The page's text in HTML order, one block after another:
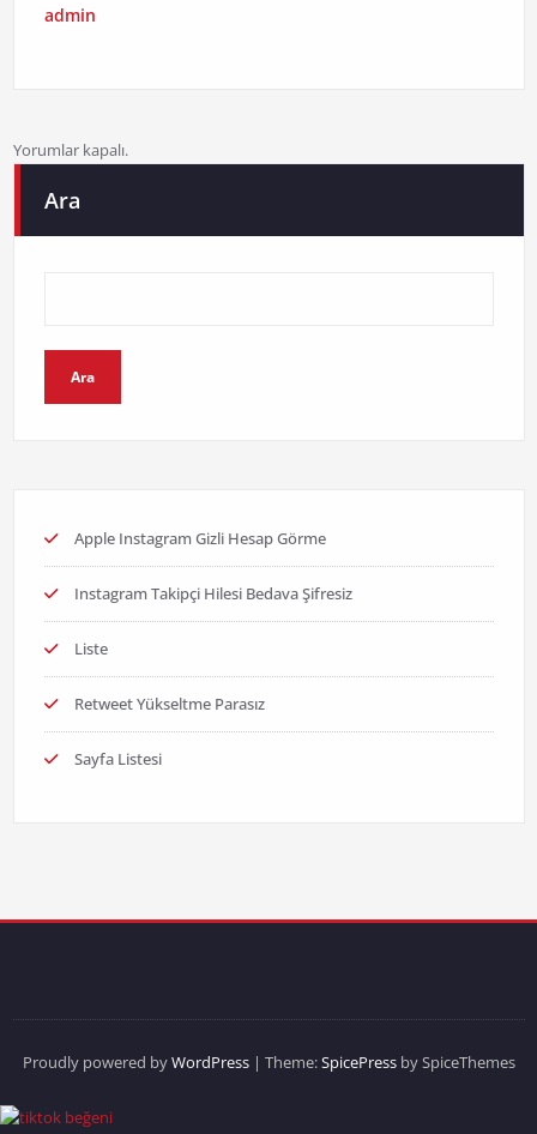
admin
Yorumlar kapalı.
Ara
Ara
Apple Instagram Gizli Hesap Görme
Instagram Takipçi Hilesi Bedava Şifresiz
Liste
Retweet Yükseltme Parasız
Sayfa Listesi
Proudly powered byWordPress| Theme:SpicePressby SpiceThemes